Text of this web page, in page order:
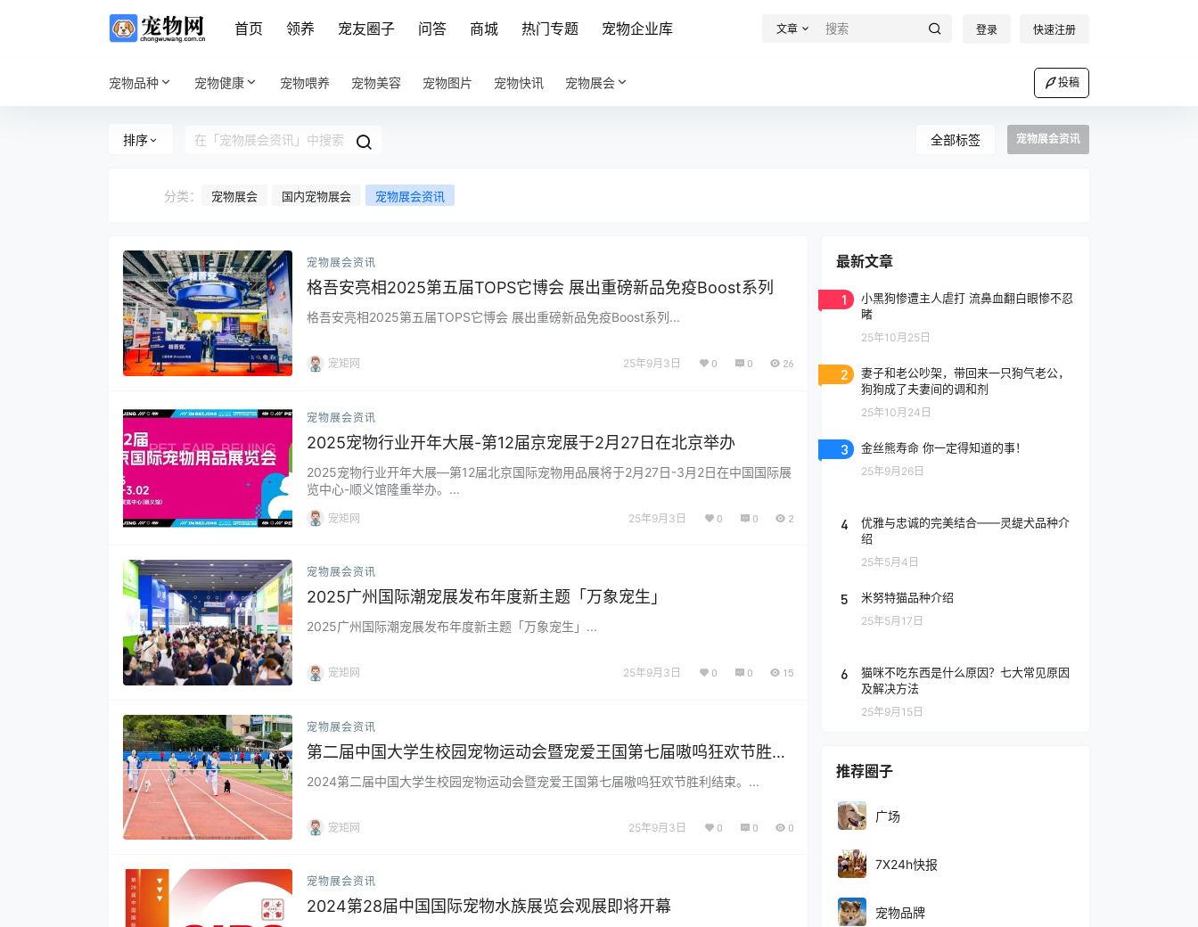
首页 领养 宠友圈子 问答 商城 热门专题 宠物企业库 文章 登录 快速注册
宠物品种 宠物健康 宠物喂养 宠物美容 宠物图片 宠物快讯 宠物展会 投稿
排序 全部标签 宠物展会资讯
分类： 宠物展会 国内宠物展会 宠物展会资讯
宠物展会资讯
格吾安亮相2025第五届TOPS它博会 展出重磅新品免疫Boost系列
格吾安亮相2025第五届TOPS它博会 展出重磅新品免疫Boost系列...
宠矩网 25年9月3日 0 0 26
宠物展会资讯
2025宠物行业开年大展-第12届京宠展于2月27日在北京举办
2025宠物行业开年大展—第12届北京国际宠物用品展将于2月27日-3月2日在中国国际展
览中心-顺义馆隆重举办。...
宠矩网 25年9月3日 0 0 2
宠物展会资讯
2025广州国际潮宠展发布年度新主题「万象宠生」
2025广州国际潮宠展发布年度新主题「万象宠生」...
宠矩网 25年9月3日 0 0 15
宠物展会资讯
第二届中国大学生校园宠物运动会暨宠爱王国第七届嗷呜狂欢节胜利
结束
2024第二届中国大学生校园宠物运动会暨宠爱王国第七届嗷呜狂欢节胜利结束。...
宠矩网 25年9月3日 0 0 0
宠物展会资讯
2024第28届中国国际宠物水族展览会观展即将开幕
最新文章
1
小黑狗惨遭主人虐打 流鼻血翻白眼惨不忍
睹
25年10月25日
2
妻子和老公吵架，带回来一只狗气老公，
狗狗成了夫妻间的调和剂
25年10月24日
3 金丝熊寿命 你一定得知道的事！
25年9月26日
4
优雅与忠诚的完美结合——灵缇犬品种介
绍
25年5月4日
5 米努特猫品种介绍
25年5月17日
6
猫咪不吃东西是什么原因？七大常见原因
及解决方法
25年9月15日
推荐圈子
广场
7X24h快报
宠物品牌